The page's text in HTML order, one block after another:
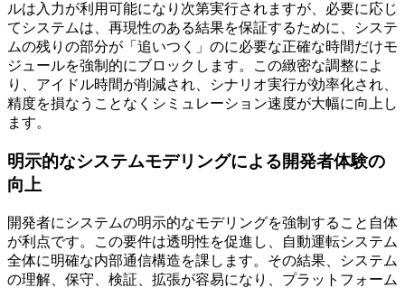
ルは入力が利用可能になり次第実行されますが、必要に応じ
てシステムは、再現性のある結果を保証するために、システ
ムの残りの部分が「追いつく」のに必要な正確な時間だけモ
ジュールを強制的にブロックします。この緻密な調整によ
り、アイドル時間が削減され、シナリオ実行が効率化され、
精度を損なうことなくシミュレーション速度が大幅に向上し
ます。
明示的なシステムモデリングによる開発者体験の
向上
開発者にシステムの明示的なモデリングを強制すること自体
が利点です。この要件は透明性を促進し、自動運転システム
全体に明確な内部通信構造を課します。その結果、システム
の理解、保守、検証、拡張が容易になり、プラットフォーム